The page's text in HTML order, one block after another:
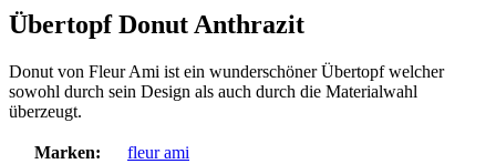
Übertopf Donut Anthrazit
Donut von Fleur Ami ist ein wunderschöner Übertopf welcher
sowohl durch sein Design als auch durch die Materialwahl
überzeugt.
Marken:
fleur ami